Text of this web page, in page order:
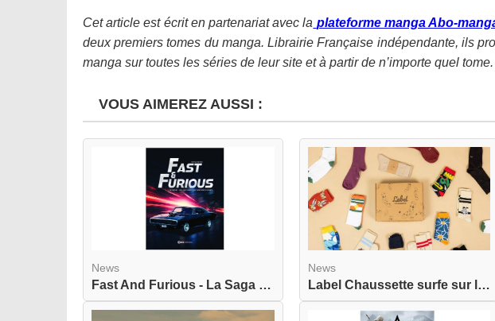
Cet article est écrit en partenariat avec la plateforme manga Abo-
deux premiers tomes du manga. Librairie Française indépendante, ils
manga sur toutes les séries de leur site et à partir de n’importe quel tome.
VOUS AIMEREZ AUSSI :
News
Fast And Furious - La Saga - Les Acteurs - Les V...
News
Label Chaussette surfe sur la nostalgie avec une...